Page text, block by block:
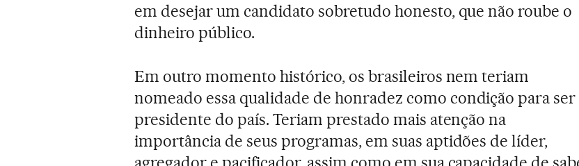
em desejar um candidato sobretudo honesto, que não roube o
dinheiro público.
Em outro momento histórico, os brasileiros nem teriam
nomeado essa qualidade de honradez como condição para ser
presidente do país. Teriam prestado mais atenção na
importância de seus programas, em suas aptidões de líder,